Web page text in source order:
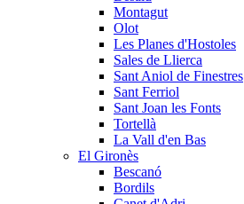
Montagut
Olot
Les Planes d'Hostoles
Sales de Llierca
Sant Aniol de Finestres
Sant Ferriol
Sant Joan les Fonts
Tortellà
La Vall d'en Bas
El Gironès
Bescanó
Bordils